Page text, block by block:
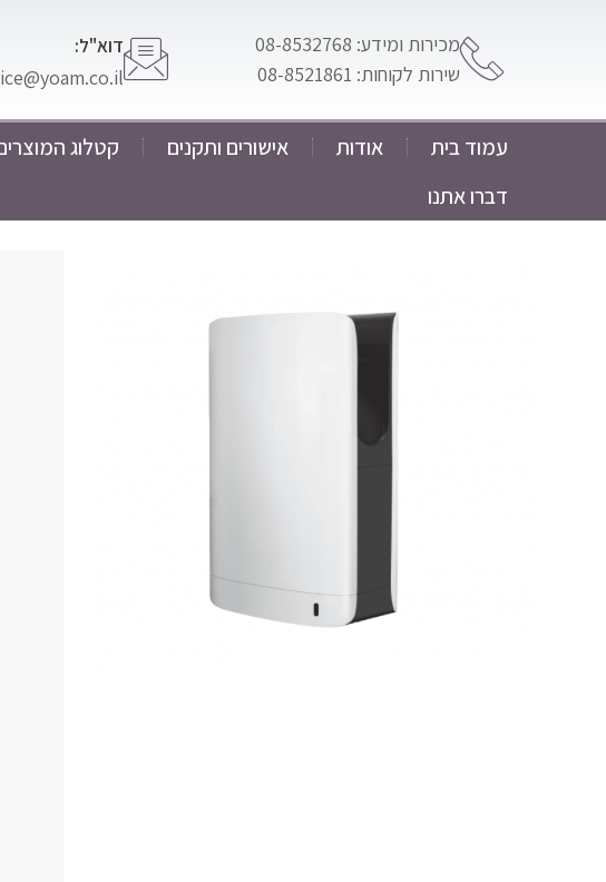
מכירות ומידע: 08-8532768
שירות לקוחות: 08-8521861
דוא"ל:
עמוד בית אודות אישורים ותקנים קטלוג
דברו אתנו